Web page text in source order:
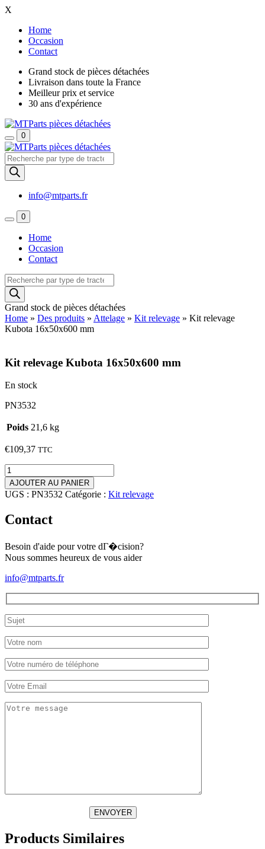
X
Home
Occasion
Contact
Grand stock de pièces détachées
Livraison dans toute la France
Meilleur prix et service
30 ans d'expérience
0
Recherche
de
produits
info@mtparts.fr
0
Home
Occasion
Contact
Recherche
de
produits
Grand stock de pièces détachées
Home » Des produits » Attelage » Kit relevage » Kit relevage
Kubota 16x50x600 mm
Kit relevage Kubota 16x50x600 mm
En stock
PN3532
Poids 21,6 kg
€109,37 TTC
quantité
de
Kit
relevage
16x50x600
AJOUTER AU PANIER
UGS : PN3532 Catégorie : Kit relevage
Contact
Besoin d'aide pour votre dГ�cision?
Nous sommes heureux de vous aider
info@mtparts.fr
ENVOYER
Products Similaires